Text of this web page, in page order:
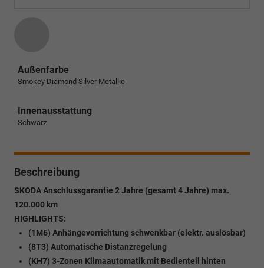
Außenfarbe
Smokey Diamond Silver Metallic
Innenausstattung
Schwarz
Beschreibung
SKODA Anschlussgarantie 2 Jahre (gesamt 4 Jahre) max.
120.000 km
HIGHLIGHTS:
(1M6) Anhängevorrichtung schwenkbar (elektr. auslösbar)
(8T3) Automatische Distanzregelung
(KH7) 3-Zonen Klimaautomatik mit Bedienteil hinten